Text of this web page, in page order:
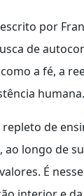
por
de
a fé, a
humana.
de
longo de
É